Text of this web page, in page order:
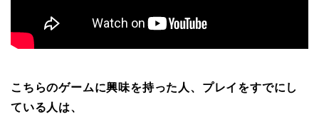
こちらのゲームに興味を持った人、プレイをすでにし
ている人は、